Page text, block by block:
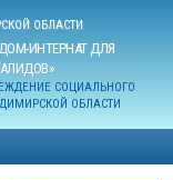
ОБЛАСТИ
ИНТЕРНАТ ДЛЯ
СОЦИАЛЬНОГО
ОБЛАСТИ